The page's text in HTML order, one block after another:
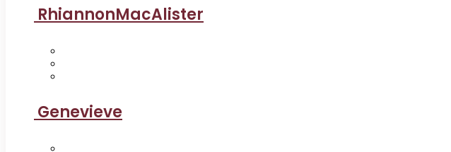
RhiannonMacAlister
Genevieve